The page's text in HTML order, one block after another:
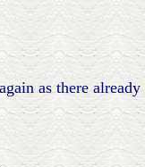
as there already